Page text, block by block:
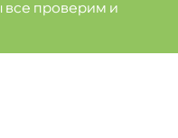
все проверим и